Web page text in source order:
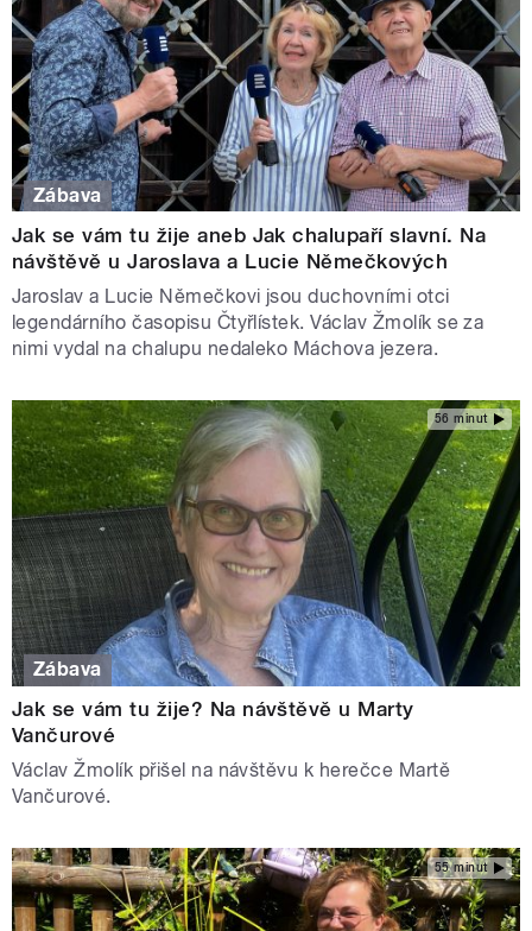
Zábava
Jak se vám tu žije aneb Jak chalupaří slavní. Na
návštěvě u Jaroslava a Lucie Němečkových
Jaroslav a Lucie Němečkovi jsou duchovními otci
legendárního časopisu Čtyřlístek. Václav Žmolík se za
nimi vydal na chalupu nedaleko Máchova jezera.
56 minut
Zábava
Jak se vám tu žije? Na návštěvě u Marty
Vančurové
Václav Žmolík přišel na návštěvu k herečce Martě
Vančurové.
55 minut